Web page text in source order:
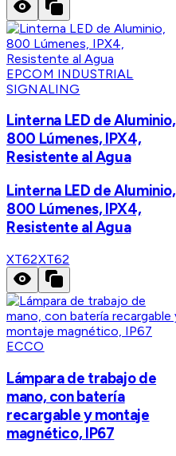
EPCOM INDUSTRIAL
SIGNALING
Linterna LED de Aluminio,
800 Lúmenes, IPX4,
Resistente al Agua
Linterna LED de Aluminio,
800 Lúmenes, IPX4,
Resistente al Agua
XT62XT62
ECCO
Lámpara de trabajo de
mano, con batería
recargable y montaje
magnético, IP67